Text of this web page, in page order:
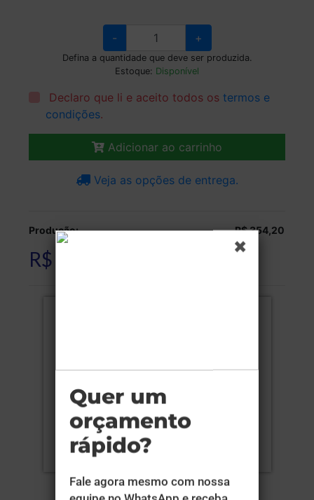
- +
Defina a quantidade que deve ser produzida.
Estoque: Disponível
Declaro que li e aceito todos ostermos e
condições.
Adicionar ao carrinho
Veja as opções de entrega.
Produção: R$ 354,20
R$ 354,20